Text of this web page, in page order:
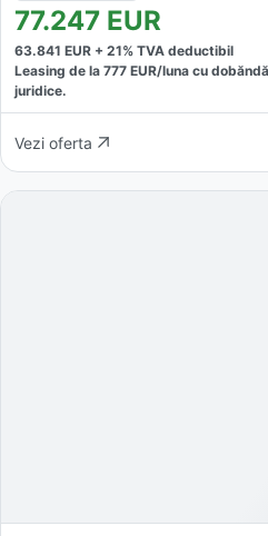
77.247 EUR
63.841 EUR + 21% TVA deductibil
Leasing de la 777 EUR/luna cu dobăndă
juridice.
Vezi oferta